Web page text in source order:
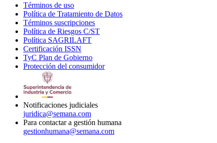
Términos de uso
in
new
window
Política de Tratamiento de Datos
Términos suscripciones
in
Política de Riesgos C/ST
Política SAGRILAFT
new
window
Certificación ISSN
in
new
TyC Plan de Gobierno
in
Protección del consumidorOpens
Notificaciones judiciales
juridica@semana.com
Para contactar a gestión humana
gestionhumana@semana.com